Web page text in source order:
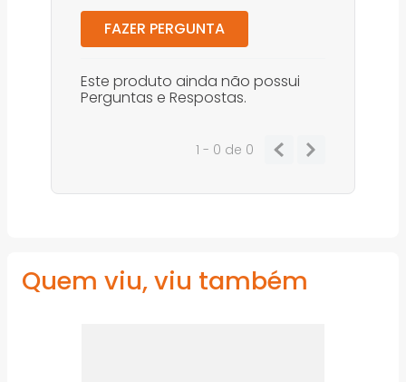
FAZER PERGUNTA
Este produto ainda não possui
Perguntas e Respostas.
1 - 0 de 0
Quem viu, viu também